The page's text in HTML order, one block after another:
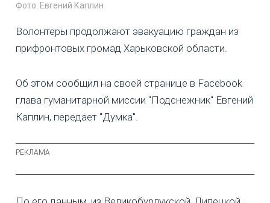
Фото: Евгений Каплин
Волонтеры продолжают эвакуацию граждан из
прифронтовых громад Харьковской области.
Об этом сообщил на своей странице в Facebook
глава гуманитарной миссии "Подснежник" Евгений
Каплин, передает "Думка".